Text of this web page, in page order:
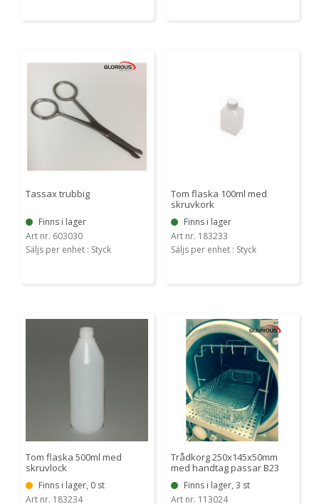
Tassax trubbig
Finns i lager
Art nr. 603030
Säljs per enhet : Styck
Tom flaska 100ml med
skruvkork
Finns i lager
Art nr. 183233
Säljs per enhet : Styck
Tom flaska 500ml med
skruvlock
Finns i lager, 0 st
Art nr. 183234
Trådkorg 250x145x50mm
med handtag passar B23
Finns i lager, 3 st
Art nr. 113024